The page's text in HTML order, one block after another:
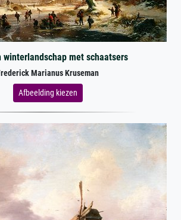
winterlandschap met schaatsers
Marianus Kruseman
Afbeelding kiezen